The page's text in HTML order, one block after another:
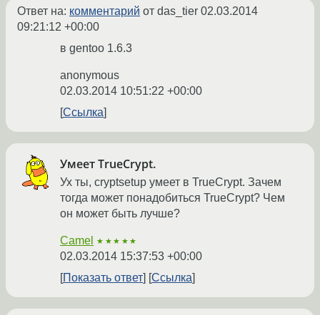
Ответ на: комментарий от das_tier 02.03.2014
09:21:12 +00:00
в gentoo 1.6.3
anonymous
02.03.2014 10:51:22 +00:00
Ссылка
Умеет TrueCrypt.
Ух ты, cryptsetup умеет в TrueCrypt. Зачем
тогда может понадобиться TrueCrypt? Чем
он может быть лучше?
Camel ★★★★★
02.03.2014 15:37:53 +00:00
Показать ответ
Ссылка